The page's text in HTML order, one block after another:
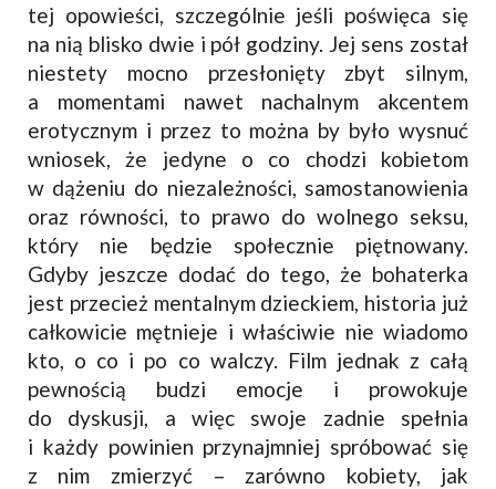
tej opowieści, szczególnie jeśli poświęca się
na nią blisko dwie i pół godziny. Jej sens został
niestety mocno przesłonięty zbyt silnym,
a momentami nawet nachalnym akcentem
erotycznym i przez to można by było wysnuć
wniosek, że jedyne o co chodzi kobietom
w dążeniu do niezależności, samostanowienia
oraz równości, to prawo do wolnego seksu,
który nie będzie społecznie piętnowany.
Gdyby jeszcze dodać do tego, że bohaterka
jest przecież mentalnym dzieckiem, historia już
całkowicie mętnieje i właściwie nie wiadomo
kto, o co i po co walczy. Film jednak z całą
pewnością budzi emocje i prowokuje
do dyskusji, a więc swoje zadnie spełnia
i każdy powinien przynajmniej spróbować się
z nim zmierzyć – zarówno kobiety, jak